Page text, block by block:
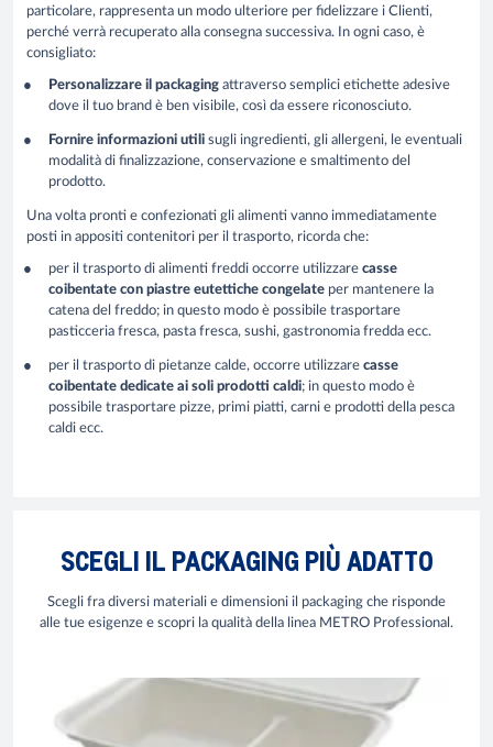
particolare, rappresenta un modo ulteriore per fidelizzare i Clienti,
perché verrà recuperato alla consegna successiva. In ogni caso, è
consigliato:
Personalizzare il packaging attraverso semplici etichette adesive
dove il tuo brand è ben visibile, così da essere riconosciuto.
Fornire informazioni utili sugli ingredienti, gli allergeni, le eventuali
modalità di finalizzazione, conservazione e smaltimento del
prodotto.
Una volta pronti e confezionati gli alimenti vanno immediatamente
posti in appositi contenitori per il trasporto, ricorda che:
per il trasporto di alimenti freddi occorre utilizzare casse
coibentate con piastre eutettiche congelate per mantenere la
catena del freddo; in questo modo è possibile trasportare
pasticceria fresca, pasta fresca, sushi, gastronomia fredda ecc.
per il trasporto di pietanze calde, occorre utilizzare casse
coibentate dedicate ai soli prodotti caldi; in questo modo è
possibile trasportare pizze, primi piatti, carni e prodotti della pesca
caldi ecc.
SCEGLI IL PACKAGING PIÙ ADATTO
Scegli fra diversi materiali e dimensioni il packaging che risponde
alle tue esigenze e scopri la qualità della linea METRO Professional.